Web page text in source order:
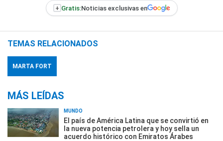
+ Gratis:Noticias exclusivas en
TEMAS RELACIONADOS
MARTA FORT
MÁS LEÍDAS
MUNDO
El país de América Latina que se convirtió en
la nueva potencia petrolera y hoy sella un
acuerdo histórico con Emiratos Árabes